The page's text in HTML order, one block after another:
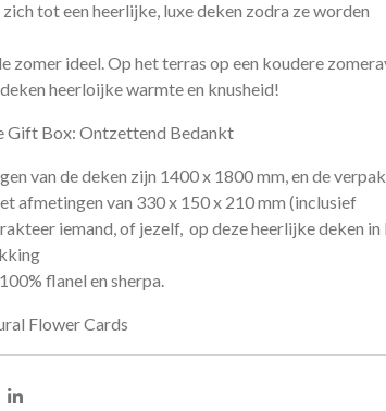
tot een heerlijke, luxe deken zodra ze worden
zomer ideel. Op het terras op een koudere
heerloijke warmte en knusheid!
Gift Box: Ontzettend Bedankt
van de deken zijn 1400 x 1800 mm, en de
afmetingen van 330 x 150 x 210 mm (inclusief
iemand, of jezelf, op deze heerlijke deken in
flanel en sherpa.
Flower Cards
S